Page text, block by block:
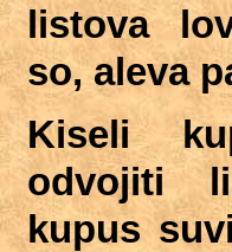
listova
so, aleva
Kiseli
odvojiti
kupus